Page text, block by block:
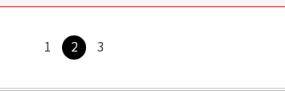
1 2 3